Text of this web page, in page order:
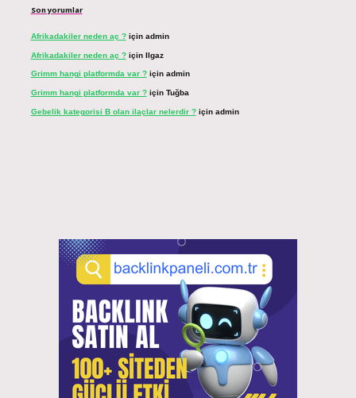
Son yorumlar
Afrikadakiler neden aç ?için admin
Afrikadakiler neden aç ?için Ilgaz
Grimm hangi platformda var ?için admin
Grimm hangi platformda var ?için Tuğba
Gebelik kategorisi B olan ilaçlar nelerdir ?için admin